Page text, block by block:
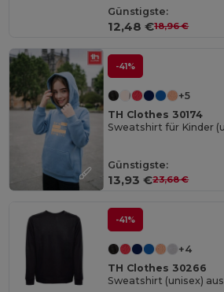
Günstigste:
12,48 €18,96 €
-41%
+5
TH Clothes 30174
Sweatshirt für Kinder
Günstigste:
13,93 €23,68 €
-41%
+4
TH Clothes 30266